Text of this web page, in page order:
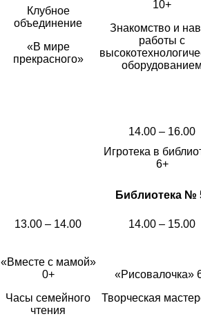
Клубное
объединение
«В мире
прекрасного»
10+
Знакомство и
работы с
14.00 – 16.00
Игротека в
6+
Библиотека №
13.00 – 14.00 14.00 – 15.00
«Вместе с мамой»
0+
Часы семейного
чтения
«Рисовалочка»
Творческая